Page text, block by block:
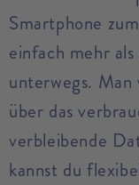
Smartphone
einfach mehr
unterwegs.
über das
verbleibende
kannst du